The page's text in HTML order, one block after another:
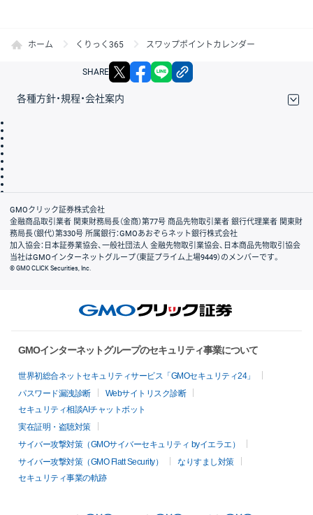
ホーム くりっく365 スワップポイントカレンダー
SHARE X facebook
各種方針・規程・会社案内
会社案内
GMOクリック証券株式会社
金融商品取引業者 関東財務局長（金商）第77号 商品先物取引業者 銀行代理業者 関東財
務局長（銀代）第330号 所属銀行：GMOあおぞらネット銀行株式会社
加入協会：日本証券業協会、一般社団法人 金融先物取引業協会、日本商品先物取引協会
当社はGMOインターネットグループ（東証プライム上場9449）のメンバーです。
© GMO CLICK Securities, Inc.
GMOインターネットグループのセキュリティ事業について
世界初総合ネットセキュリティサービス「GMOセキュリティ24」
パスワード漏洩診断
Webサイトリスク診断
セキュリティ相談AIチャットボット
実在証明・盗聴対策
サイバー攻撃対策（GMOサイバーセキュリティ byイエラエ）
サイバー攻撃対策（GMO Flatt Security）
なりすまし対策
セキュリティ事業の軌跡